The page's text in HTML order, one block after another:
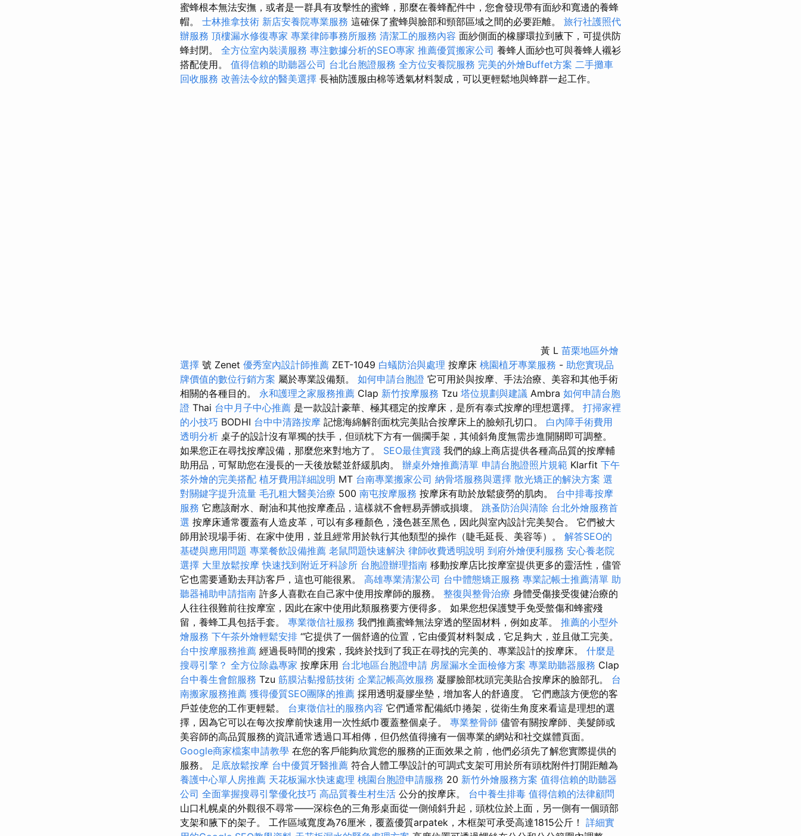
蜜蜂根本無法安撫，或者是一群具有攻擊性的蜜蜂，那麼在養蜂配件中，您會發現帶有面紗和寬邊的養蜂
帽。 士林推拿技術 新店安養院專業服務 這確保了蜜蜂與臉部和頸部區域之間的必要距離。 旅行社護照代
辦服務 頂樓漏水修復專家 專業律師事務所服務 清潔工的服務內容 面紗側面的橡膠環拉到腋下，可提供防
蜂封閉。 全方位室內裝潢服務 專注數據分析的SEO專家 推薦優質搬家公司 養蜂人面紗也可與養蜂人襯衫
搭配使用。 值得信賴的助聽器公司 台北台胞證服務 全方位安養院服務 完美的外燴Buffet方案 二手攤車
回收服務 改善法令紋的醫美選擇 長袖防護服由棉等透氣材料製成，可以更輕鬆地與蜂群一起工作。
黃 L 苗栗地區外燴
選擇 號 Zenet 優秀室內設計師推薦 ZET-1049 白蟻防治與處理 按摩床 桃園植牙專業服務 - 助您實現品
牌價值的數位行銷方案 屬於專業設備類。 如何申請台胞證 它可用於與按摩、手法治療、美容和其他手術
相關的各種目的。 永和護理之家服務推薦 Clap 新竹按摩服務 Tzu 塔位規劃與建議 Ambra 如何申請台胞
證 Thai 台中月子中心推薦 是一款設計豪華、極其穩定的按摩床，是所有泰式按摩的理想選擇。 打掃家裡
的小技巧 BODHI 台中中清路按摩 記憶海綿解剖面枕完美貼合按摩床上的臉頰孔切口。 白內障手術費用
透明分析 桌子的設計沒有單獨的扶手，但頭枕下方有一個擱手架，其傾斜角度無需步進開關即可調整。
如果您正在尋找按摩設備，那麼您來對地方了。 SEO最佳實踐 我們的線上商店提供各種高品質的按摩輔
助用品，可幫助您在漫長的一天後放鬆並舒緩肌肉。 辦桌外燴推薦清單 申請台胞證照片規範 Klarfit 下午
茶外燴的完美搭配 植牙費用詳細說明 MT 台南專業搬家公司 納骨塔服務與選擇 散光矯正的解決方案 選
對關鍵字提升流量 毛孔粗大醫美治療 500 南屯按摩服務 按摩床有助於放鬆疲勞的肌肉。 台中排毒按摩
服務 它應該耐水、耐油和其他按摩產品，這樣就不會輕易弄髒或損壞。 跳蚤防治與清除 台北外燴服務首
選 按摩床通常覆蓋有人造皮革，可以有多種顏色，淺色甚至黑色，因此與室內設計完美契合。 它們被大
師用於現場手術、在家中使用，並且經常用於執行其他類型的操作（睫毛延長、美容等）。 解答SEO的
基礎與應用問題 專業餐飲設備推薦 老鼠問題快速解決 律師收費透明說明 到府外燴便利服務 安心養老院
選擇 大里放鬆按摩快速找到附近牙科診所 台胞證辦理指南 移動按摩店比按摩室提供更多的靈活性，儘管
它也需要通勤去拜訪客戶，這也可能很累。 高雄專業清潔公司 台中體態矯正服務 專業記帳士推薦清單 助
聽器補助申請指南 許多人喜歡在自己家中使用按摩師的服務。 整復與整骨治療 身體受傷接受復健治療的
人往往很難前往按摩室，因此在家中使用此類服務要方便得多。 如果您想保護雙手免受螫傷和蜂蜜殘
留，養蜂工具包括手套。 專業徵信社服務 我們推薦蜜蜂無法穿透的堅固材料，例如皮革。 推薦的小型外
燴服務 下午茶外燴輕鬆安排 “它提供了一個舒適的位置，它由優質材料製成，它足夠大，並且做工完美。
台中按摩服務推薦 經過長時間的搜索，我終於找到了我正在尋找的完美的、專業設計的按摩床。 什麼是
搜尋引擎？ 全方位除蟲專家 按摩床用 台北地區台胞證申請 房屋漏水全面檢修方案 專業助聽器服務 Clap
台中養生會館服務 Tzu 筋膜沾黏撥筋技術 企業記帳高效服務 凝膠臉部枕頭完美貼合按摩床的臉部孔。 台
南搬家服務推薦 獲得優質SEO團隊的推薦 採用透明凝膠坐墊，增加客人的舒適度。 它們應該方便您的客
戶並使您的工作更輕鬆。 台東徵信社的服務內容 它們通常配備紙巾捲架，從衛生角度來看這是理想的選
擇，因為它可以在每次按摩前快速用一次性紙巾覆蓋整個桌子。 專業整骨師 儘管有關按摩師、美髮師或
美容師的高品質服務的資訊通常透過口耳相傳，但仍然值得擁有一個專業的網站和社交媒體頁面。
Google商家檔案申請教學 在您的客戶能夠欣賞您的服務的正面效果之前，他們必須先了解您實際提供的
服務。 足底放鬆按摩 台中優質牙醫推薦 符合人體工學設計的可調式支架可用於所有頭枕附件打開距離為
養護中心單人房推薦 天花板漏水快速處理 桃園台胞證申請服務 20 新竹外燴服務方案 值得信賴的助聽器
公司 全面掌握搜尋引擎優化技巧 高品質養生村生活 公分的按摩床。 台中養生排毒 值得信賴的法律顧問
山口札幌桌的外觀很不尋常——深棕色的三角形桌面從一側傾斜升起，頭枕位於上面，另一側有一個頭部
支架和腋下的架子。 工作區域寬度為76厘米，覆蓋優質arpatek，木框架可承受高達1815公斤！ 詳細實